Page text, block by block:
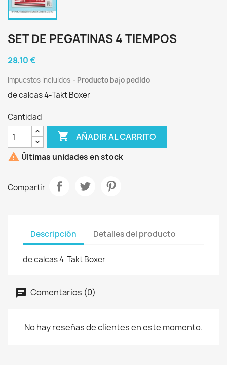
SET DE PEGATINAS 4 TIEMPOS
28,10 €
Impuestos incluidos Producto bajo pedido
de calcas 4-Takt Boxer
Cantidad
 AÑADIR AL CARRITO
 Últimas unidades en stock
Compartir
Descripción Detalles del producto
de calcas 4-Takt Boxer
Comentarios (0)
No hay reseñas de clientes en este momento.